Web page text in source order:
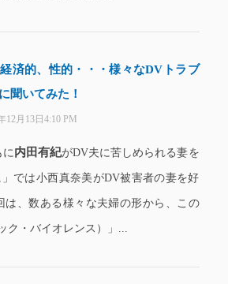
済的、性的・・・様々なDVトラブ
聞いてみた！
12月13日4:10 PM
に内田有紀がDV夫に苦しめられる妻を
では小西真奈美がDV被害者の妻を好
は、数ある様々な夫婦の形から、この
ク・バイオレンス）」...